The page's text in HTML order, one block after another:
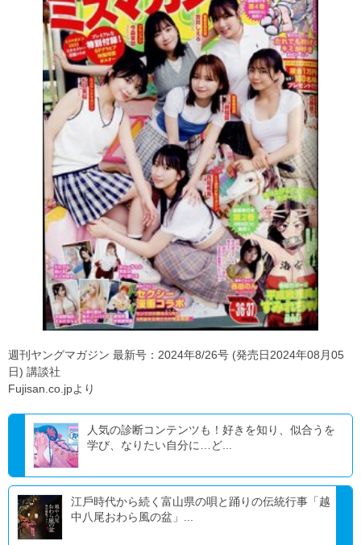
週刊ヤングマガジン 最新号：2024年8/26号 (発売日2024年08月05
日) 講談社
Fujisan.co.jpより
人気の診断コンテンツも！好きを知り、似合うを
学び、なりたい自分に…ど...
江⼾時代から続く富山県の唄と踊りの伝統行事「越
中⼋尾おわら⾵の盆」...